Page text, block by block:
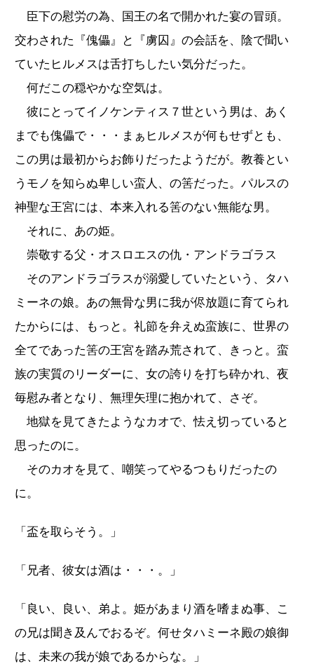
臣下の慰労の為、国王の名で開かれた宴の冒頭。
交わされた『傀儡』と『虜囚』の会話を、陰で聞い
ていたヒルメスは舌打ちしたい気分だった。
何だこの穏やかな空気は。
彼にとってイノケンティス７世という男は、あく
までも傀儡で・・・まぁヒルメスが何もせずとも、
この男は最初からお飾りだったようだが。教養とい
うモノを知らぬ卑しい蛮人、の筈だった。パルスの
神聖な王宮には、本来入れる筈のない無能な男。
それに、あの姫。
崇敬する父・オスロエスの仇・アンドラゴラス
そのアンドラゴラスが溺愛していたという、タハ
ミーネの娘。あの無骨な男に我が侭放題に育てられ
たからには、もっと。礼節を弁えぬ蛮族に、世界の
全てであった筈の王宮を踏み荒されて、きっと。蛮
族の実質のリーダーに、女の誇りを打ち砕かれ、夜
毎慰み者となり、無理矢理に抱かれて、さぞ。
地獄を見てきたようなカオで、怯え切っていると
思ったのに。
そのカオを見て、嘲笑ってやるつもりだったの
に。
「盃を取らそう。」
「兄者、彼女は酒は・・・。」
「良い、良い、弟よ。姫があまり酒を嗜まぬ事、こ
の兄は聞き及んでおるぞ。何せタハミーネ殿の娘御
は、未来の我が娘であるからな。」